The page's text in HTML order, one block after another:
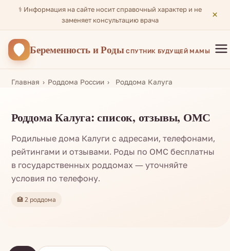
⚕️ Информация на сайте носит справочный характер и не
заменяет консультацию врача
×
Беременностьи Роды СПУТНИК БУДУЩЕЙ МАМЫ
Главная Роддома России Роддома Калуга
Роддома Калуга: список, отзывы, ОМС
Родильные дома Калуги с адресами, телефонами,
рейтингами и отзывами. Роды по ОМС бесплатны
в государственных роддомах — уточняйте
условия по телефону.
🏥 2 роддома